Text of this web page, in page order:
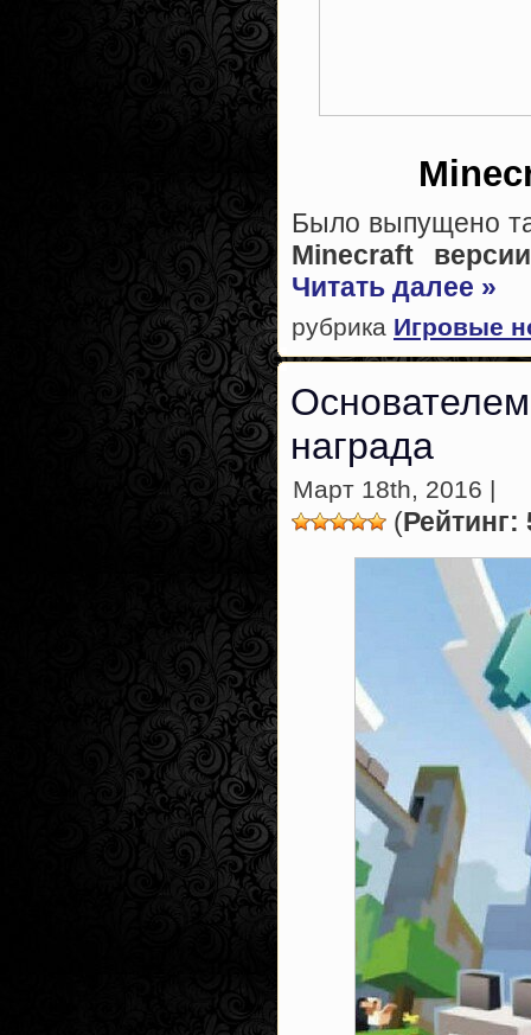
Было выпущено
Minecraft
Читать далее »
рубрика Игровые
награда
Март 18th, 2016 |
(Рейтинг: